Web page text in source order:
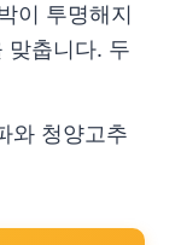
이 투명해지
맞춥니다. 두
와 청양고추